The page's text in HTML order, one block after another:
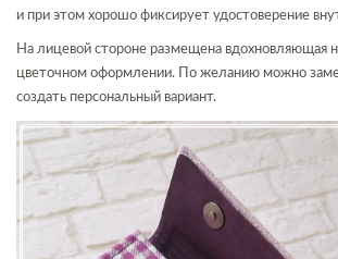
и при этом хорошо фиксирует удостоверение
На лицевой стороне размещена вдохновляющая
цветочном оформлении. По желанию можно
создать персональный вариант.